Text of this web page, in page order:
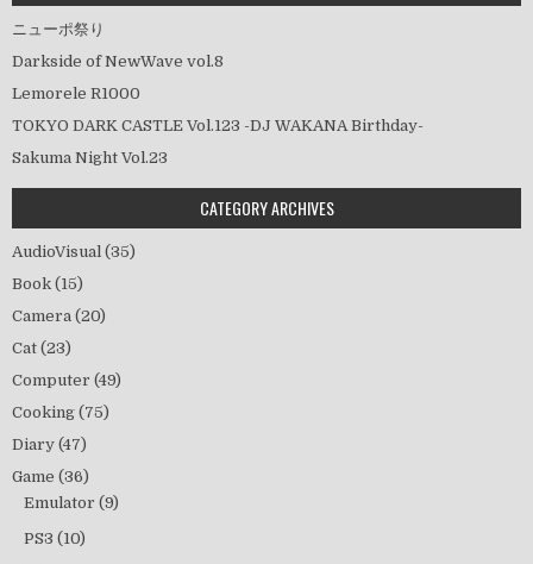
ニューポ祭り
Darkside of NewWave vol.8
Lemorele R1000
TOKYO DARK CASTLE Vol.123 -DJ WAKANA Birthday-
Sakuma Night Vol.23
CATEGORY ARCHIVES
AudioVisual (35)
Book (15)
Camera (20)
Cat (23)
Computer (49)
Cooking (75)
Diary (47)
Game (36)
Emulator (9)
PS3 (10)